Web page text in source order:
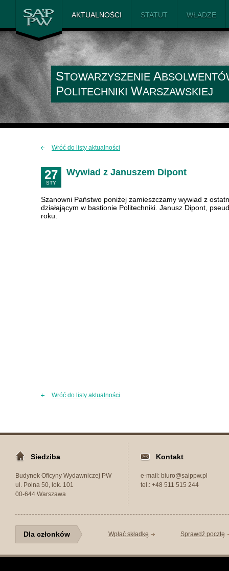
SAiP PW
AKTUALNOŚCI STATUT WŁADZE
STOWARZYSZENIE A
POLITECHNIKI WARSZAWSKIEJ
Wróć do listy aktualności
27
STY
Wywiad z Januszem Dipont
Szanowni Państwo poniżej zamieszczamy wywiad z
działającym w bastionie Politechniki. Janusz Dipont,
roku.
Wróć do listy aktualności
Siedziba
Budynek Oficyny Wydawniczej PW
ul. Polna 50, lok. 101
00-644 Warszawa
Kontakt
e-mail: biuro@saippw.pl
tel.: +48 511 515 244
Dla członków Wpłać składkę Sprawdź pocztę